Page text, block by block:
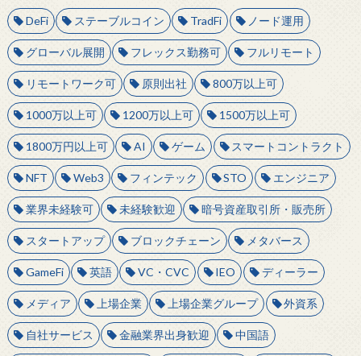
DeFi ステーブルコイン TradFi ノード運用
グローバル展開 フレックス勤務可 フルリモート
リモートワーク可 原則出社 800万以上可
1000万以上可 1200万以上可 1500万以上可
1800万円以上可 AI ゲーム スマートコントラクト
NFT Web3 フィンテック STO エンジニア
業界未経験可 未経験歓迎 暗号資産取引所・販売所
スタートアップ ブロックチェーン メタバース
GameFi 英語 VC・CVC IEO ディーラー
メディア 上場企業 上場企業グループ 外資系
自社サービス 金融業界出身歓迎 中国語